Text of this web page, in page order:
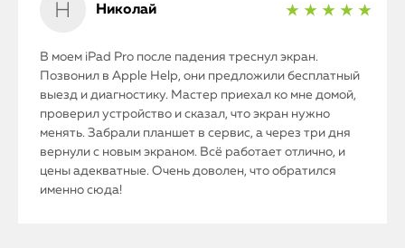
Николай ★ ★ ★ ★ ★
В моем iPad Pro после падения треснул экран.
Позвонил в Apple Help, они предложили бесплатный
выезд и диагностику. Мастер приехал ко мне домой,
проверил устройство и сказал, что экран нужно
менять. Забрали планшет в сервис, а через три дня
вернули с новым экраном. Всё работает отлично, и
цены адекватные. Очень доволен, что обратился
именно сюда!